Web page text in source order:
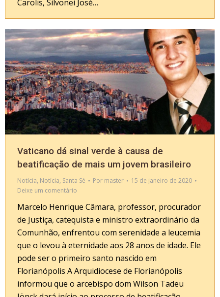
Carolis, Silvonei José…
Vaticano dá sinal verde à causa de
beatificação de mais um jovem brasileiro
Notícia, Notícia, Santa Sé Por master
15 de janeiro de 2020
Deixe um comentário
Marcelo Henrique Câmara, professor, procurador
de Justiça, catequista e ministro extraordinário da
Comunhão, enfrentou com serenidade a leucemia
que o levou à eternidade aos 28 anos de idade. Ele
pode ser o primeiro santo nascido em
Florianópolis A Arquidiocese de Florianópolis
informou que o arcebispo dom Wilson Tadeu